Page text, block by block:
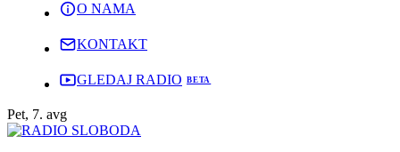
O NAMA
KONTAKT
GLEDAJ RADIO
Pet, 7. avg